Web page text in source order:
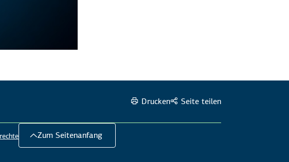
Drucken Seite teilen
Zum Seitenanfang